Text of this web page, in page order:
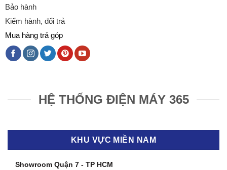
Bảo hành
Kiểm hành, đổi trả
Mua hàng trả góp
HỆ THỐNG ĐIỆN MÁY 365
KHU VỰC MIỀN NAM
Showroom Quận 7 - TP HCM